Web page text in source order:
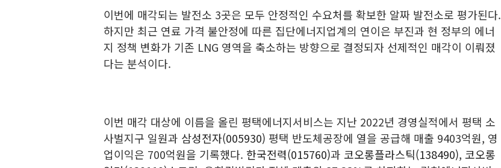
이번에 매각되는 발전소 3곳은 모두 안정적인 수요처를 확보한 알짜 발전소로 평가된다.
하지만 최근 연료 가격 불안정에 따른 집단에너지업계의 연이은 부진과 현 정부의 에너
지 정책 변화가 기존 LNG 영역을 축소하는 방향으로 결정되자 선제적인 매각이 이뤄졌
다는 분석이다.
이번 매각 대상에 이름을 올린 평택에너지서비스는 지난 2022년 경영실적에서 평택 소
사벌지구 일원과 삼성전자(005930) 평택 반도체공장에 열을 공급해 매출 9403억원, 영
업이익은 700억원을 기록했다. 한국전력(015760)과 코오롱플라스틱(138490), 코오롱